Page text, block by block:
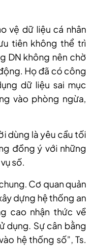
vệ dữ liệu cá nhân
tiên không thể trì
DN không nên chờ
Họ đã có công
dữ liệu sai mục
vào phòng ngừa,
dùng là yêu cầu tối
đồng ý với những
số.
Cơ quan quản
dựng hệ thống an
cao nhận thức về
dụng. Sự cân bằng
hệ thống số”, Ts.